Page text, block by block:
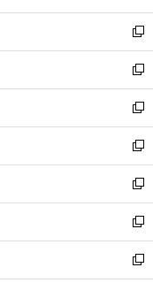
開
く
ン
ド
ウ
で
開
く
ウ
ィ
ン
ド
ウ
で
開
く
し
い
ウ
ィ
ン
ド
ウ
で
開
く
新
し
い
ウ
ィ
ン
ド
ウ
で
開
く
新
し
い
ウ
ィ
ン
ド
ウ
で
開
く
新
し
い
ウ
ィ
ン
ド
ウ
で
開
新
し
い
ウ
ィ
ン
ド
ウ
新
し
い
ウ
ィ
ン
新
し
い
ウ
新
し